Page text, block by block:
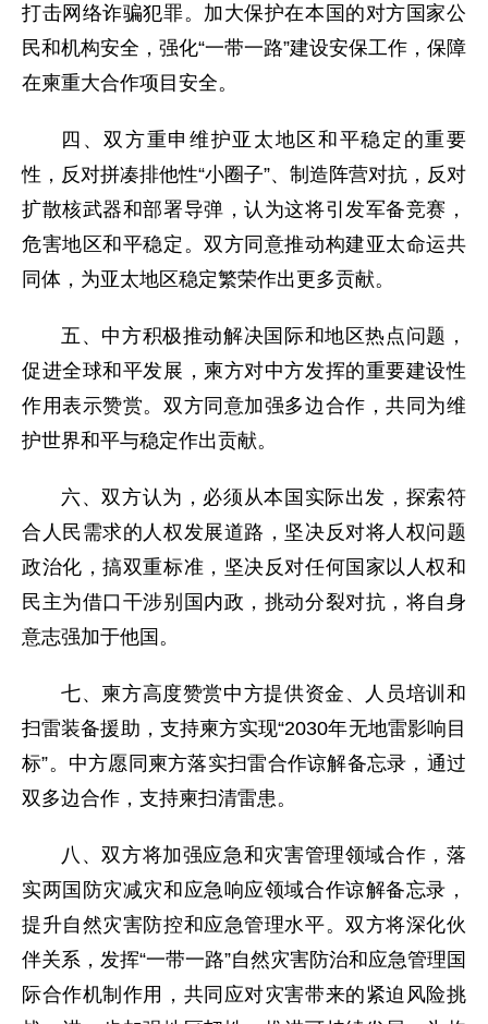
打击网络诈骗犯罪。加大保护在本国的对方国家公
民和机构安全，强化“一带一路”建设安保工作，保障
在柬重大合作项目安全。
四、双方重申维护亚太地区和平稳定的重要
性，反对拼凑排他性“小圈子”、制造阵营对抗，反对
扩散核武器和部署导弹，认为这将引发军备竞赛，
危害地区和平稳定。双方同意推动构建亚太命运共
同体，为亚太地区稳定繁荣作出更多贡献。
五、中方积极推动解决国际和地区热点问题，
促进全球和平发展，柬方对中方发挥的重要建设性
作用表示赞赏。双方同意加强多边合作，共同为维
护世界和平与稳定作出贡献。
六、双方认为，必须从本国实际出发，探索符
合人民需求的人权发展道路，坚决反对将人权问题
政治化，搞双重标准，坚决反对任何国家以人权和
民主为借口干涉别国内政，挑动分裂对抗，将自身
意志强加于他国。
七、柬方高度赞赏中方提供资金、人员培训和
扫雷装备援助，支持柬方实现“2030年无地雷影响目
标”。中方愿同柬方落实扫雷合作谅解备忘录，通过
双多边合作，支持柬扫清雷患。
八、双方将加强应急和灾害管理领域合作，落
实两国防灾减灾和应急响应领域合作谅解备忘录，
提升自然灾害防控和应急管理水平。双方将深化伙
伴关系，发挥“一带一路”自然灾害防治和应急管理国
际合作机制作用，共同应对灾害带来的紧迫风险挑